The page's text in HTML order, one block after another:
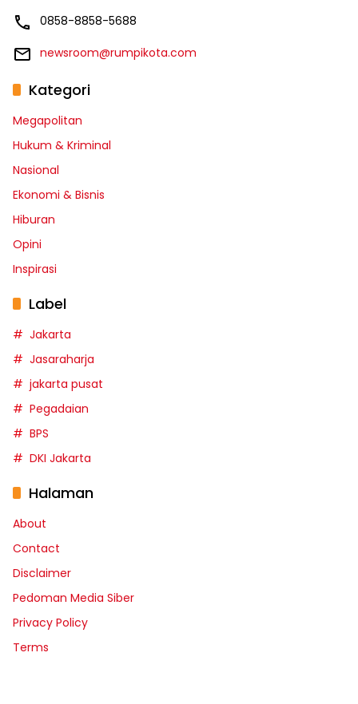
0858-8858-5688
newsroom@rumpikota.com
Kategori
Megapolitan
Hukum & Kriminal
Nasional
Ekonomi & Bisnis
Hiburan
Opini
Inspirasi
Label
Jakarta
Jasaraharja
jakarta pusat
Pegadaian
BPS
DKI Jakarta
Halaman
About
Contact
Disclaimer
Pedoman Media Siber
Privacy Policy
Terms